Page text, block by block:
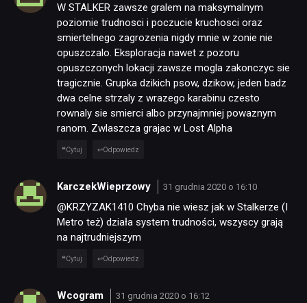
W STALKER zawsze gralem na maksymalnym
poziomie trudnosci i poczucie kruchosci oraz
smiertelnego zagrozenia nigdy mnie w zonie nie
opuszczalo. Eksploracja nawet z pozoru
opuszczonych lokacji zawsze mogla zakonczyc sie
tragicznie. Grupka dzikich psow, dzikow, jeden badz
dwa celne strzaly z wrazego karabinu czesto
rownaly sie smierci albo przynajmniej powaznym
ranom. Zwlaszcza grajac w Lost Alpha
Cytuj Odpowiedz
KarczekWieprzowy 31 grudnia 2020 o 16:10
@KRZYZAK1410 Chyba nie wiesz jak w Stalkerze (I
Metro też) działa system trudności, wszyscy grają
na najtrudniejszym
Cytuj Odpowiedz
Wcogram 31 grudnia 2020 o 16:12